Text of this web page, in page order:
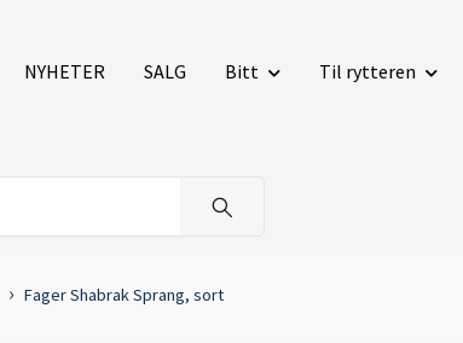
NYHETER SALG Bitt Til rytteren
Fager Shabrak Sprang, sort